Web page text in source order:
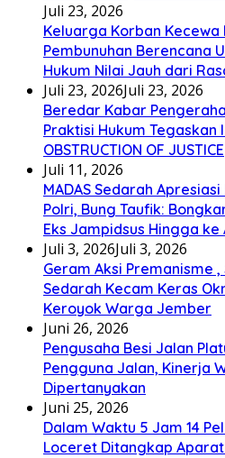
Juli 23, 2026
Keluarga Korban Kecewa
Pembunuhan Berencana
Hukum Nilai Jauh dari
Juli 23, 2026Juli 23, 2026
Beredar Kabar
Praktisi Hukum Tegaskan
OBSTRUCTION OF JUSTICE
Juli 11, 2026
MADAS Sedarah
Polri, Bung Taufik:
Eks Jampidsus Hingga
Juli 3, 2026Juli 3, 2026
Geram Aksi Premanisme ,
Sedarah Kecam Keras
Keroyok Warga Jember
Juni 26, 2026
Pengusaha Besi Jalan
Pengguna Jalan, Kinerja
Dipertanyakan
Juni 25, 2026
Dalam Waktu 5 Jam 14
Loceret Ditangkap